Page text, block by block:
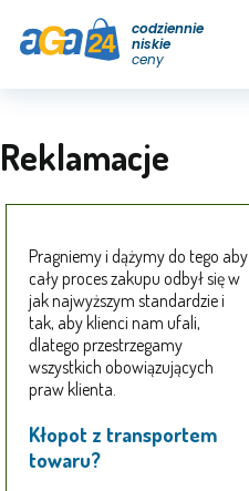
codziennie
niskie
ceny
Reklamacje
Pragniemy i dążymy do tego aby
cały proces zakupu odbył się w
jak najwyższym standardzie i
tak, aby klienci nam ufali,
dlatego przestrzegamy
wszystkich obowiązujących
praw klienta.
Kłopot z transportem
towaru?